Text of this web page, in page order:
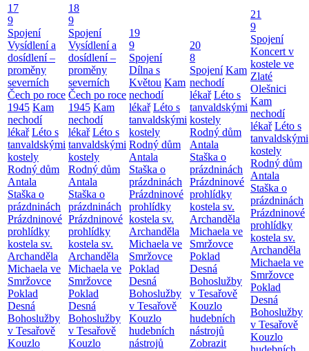
17
9
Spojení
Vysídlení a
dosídlení –
proměny
severních
Čech po roce
1945 Kam
nechodí
lékař Léto s
tanvaldskými
kostely
Rodný dům
Antala
Staška o
prázdninách
Prázdninové
prohlídky
kostela sv.
Archanděla
Michaela ve
Smržovce
Poklad
Desná
Bohoslužby
v Tesařově
Kouzlo
18
9
Spojení
Vysídlení a
dosídlení –
proměny
severních
Čech po roce
1945 Kam
nechodí
lékař Léto s
tanvaldskými
kostely
Rodný dům
Antala
Staška o
prázdninách
Prázdninové
prohlídky
kostela sv.
Archanděla
Michaela ve
Smržovce
Poklad
Desná
Bohoslužby
v Tesařově
Kouzlo
19
9
Spojení
Dílna s
Květou Kam
nechodí
lékař Léto s
tanvaldskými
kostely
Rodný dům
Antala
Staška o
prázdninách
Prázdninové
prohlídky
kostela sv.
Archanděla
Michaela ve
Smržovce
Poklad
Desná
Bohoslužby
v Tesařově
Kouzlo
hudebních
nástrojů
20
8
Spojení Kam
nechodí
lékař Léto s
tanvaldskými
kostely
Rodný dům
Antala
Staška o
prázdninách
Prázdninové
prohlídky
kostela sv.
Archanděla
Michaela ve
Smržovce
Poklad
Desná
Bohoslužby
v Tesařově
Kouzlo
hudebních
nástrojů
Zobrazit
21
9
Spojení
Koncert v
kostele ve
Zlaté
Olešnici
Kam
nechodí
lékař Léto s
tanvaldskými
kostely
Rodný dům
Antala
Staška o
prázdninách
Prázdninové
prohlídky
kostela sv.
Archanděla
Michaela ve
Smržovce
Poklad
Desná
Bohoslužby
v Tesařově
Kouzlo